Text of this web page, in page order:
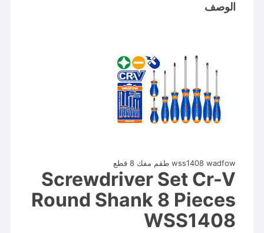
الوصف
wss1408 wadfow طقم مفك 8 قطع
Screwdriver Set Cr-V
Round Shank 8 Pieces
WSS1408